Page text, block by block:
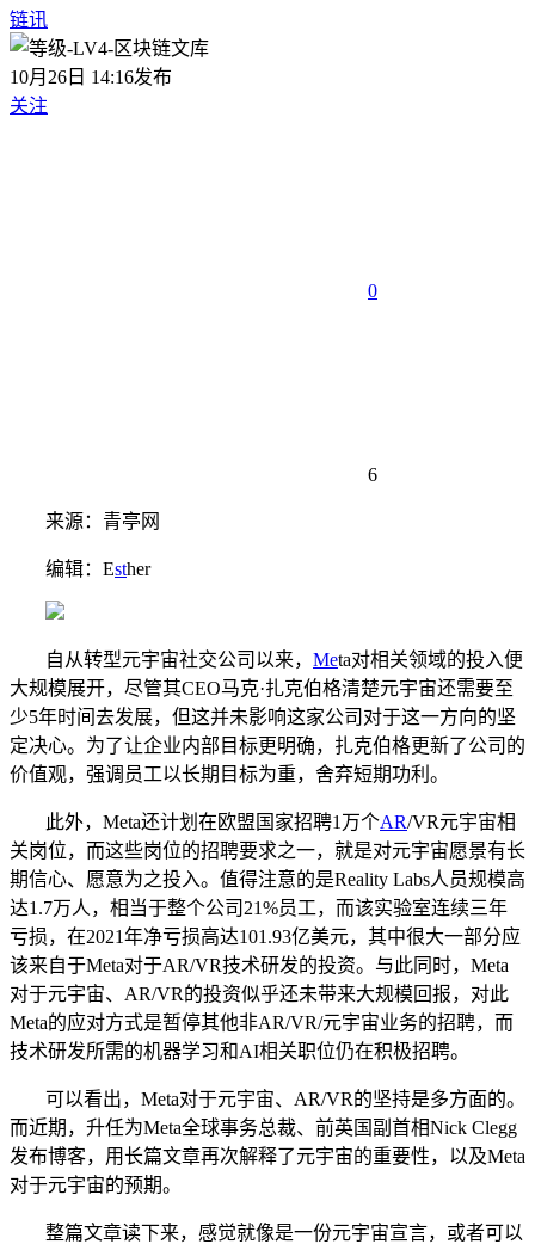
链讯
10月26日 14:16发布
关注
0
6
来源：青亭网
编辑：Esther
自从转型元宇宙社交公司以来， Meta对相关领域的投入便
大规模展开，尽管其CEO马克·扎克伯格清楚元宇宙还需要至
少5年时间去发展，但这并未影响这家公司对于这一方向的坚
定决心。为了让企业内部目标更明确，扎克伯格更新了公司的
价值观，强调员工以长期目标为重，舍弃短期功利。
此外，Meta还计划在欧盟国家招聘1万个AR/VR元宇宙相
关岗位，而这些岗位的招聘要求之一，就是对元宇宙愿景有长
期信心、愿意为之投入。值得注意的是Reality Labs人员规模高
达1.7万人，相当于整个公司21%员工，而该实验室连续三年
亏损，在2021年净亏损高达101.93亿美元，其中很大一部分应
该来自于Meta对于AR/VR技术研发的投资。与此同时，Meta
对于元宇宙、AR/VR的投资似乎还未带来大规模回报，对此
Meta的应对方式是暂停其他非AR/VR/元宇宙业务的招聘，而
技术研发所需的机器学习和AI相关职位仍在积极招聘。
可以看出，Meta对于元宇宙、AR/VR的坚持是多方面的。
而近期，升任为Meta全球事务总裁、前英国副首相Nick Clegg
发布博客，用长篇文章再次解释了元宇宙的重要性，以及Meta
对于元宇宙的预期。
整篇文章读下来，感觉就像是一份元宇宙宣言，或者可以